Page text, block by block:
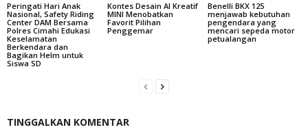
Peringati Hari Anak
Nasional, Safety Riding
Center DAM Bersama
Polres Cimahi Edukasi
Keselamatan
Berkendara dan
Bagikan Helm untuk
Siswa SD
Kontes Desain AI Kreatif
MINI Menobatkan
Favorit Pilihan
Penggemar
Benelli BKX 125
menjawab kebutuhan
pengendara yang
mencari sepeda motor
petualangan
TINGGALKAN KOMENTAR